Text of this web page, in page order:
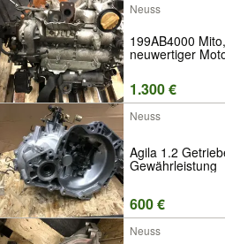
Neuss
199AB4000
neuwertiger
1.300 €
Neuss
Agila 1.2
Gewährleistung
600 €
Neuss